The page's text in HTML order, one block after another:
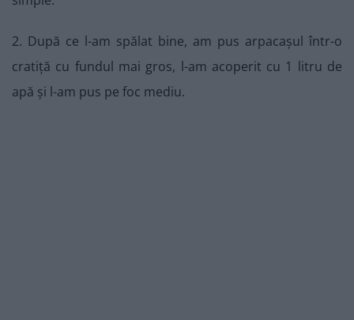
2. După ce l-am spălat bine, am pus arpacașul într-o
cratiță cu fundul mai gros, l-am acoperit cu 1 litru de
apă și l-am pus pe foc mediu.